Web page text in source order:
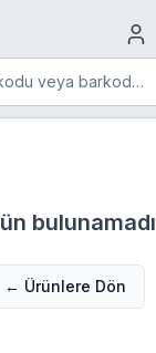
veya barkod…
bulunamadı
← Ürünlere Dön